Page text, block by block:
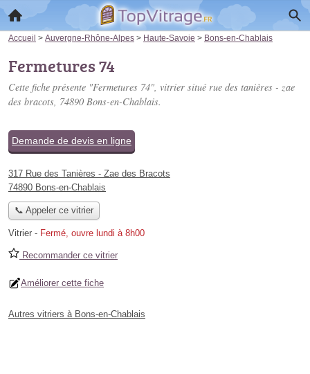
Accueil > Auvergne-Rhône-Alpes > Haute-Savoie > Bons-en-Chablais
Fermetures 74
Cette fiche présente "Fermetures 74", vitrier situé rue des tanières - zae
des bracots, 74890 Bons-en-Chablais.
Demande de devis en ligne
317 Rue des Tanières - Zae des Bracots
74890 Bons-en-Chablais
📞 Appeler ce vitrier
Vitrier - Fermé, ouvre lundi à 8h00
Recommander ce vitrier
Améliorer cette fiche
Autres vitriers à Bons-en-Chablais